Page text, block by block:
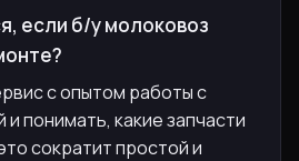
если б/у молоковоз
с опытом работы с
понимать, какие запчасти
сократит простой и